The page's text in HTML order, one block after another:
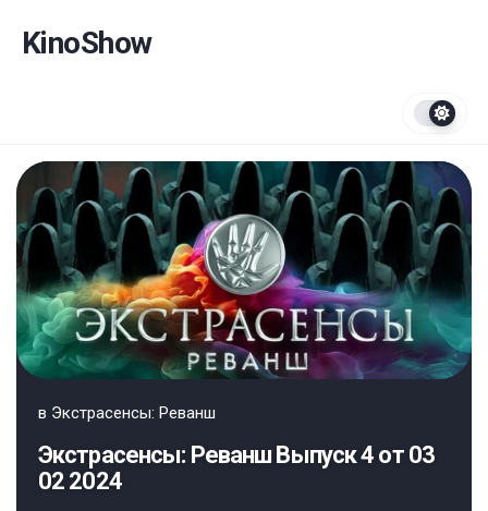
содержанию
KinoShow
в Экстрасенсы: Реванш
Экстрасенсы: Реванш Выпуск 4 от 03
02 2024